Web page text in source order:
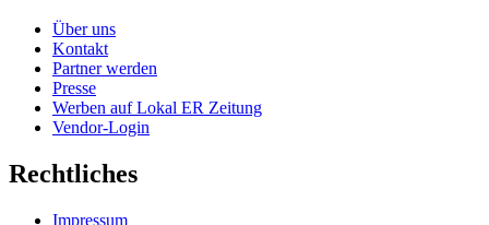
Über uns
Kontakt
Partner werden
Presse
Werben auf Lokal ER Zeitung
Vendor-Login
Rechtliches
Impressum